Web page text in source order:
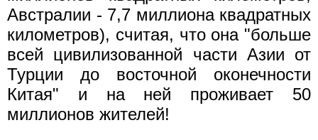
Австралии - 7,7 миллиона квадратных
километров), считая, что она "больше
всей цивилизованной части Азии от
Турции до восточной оконечности
Китая" и на ней проживает 50
миллионов жителей!